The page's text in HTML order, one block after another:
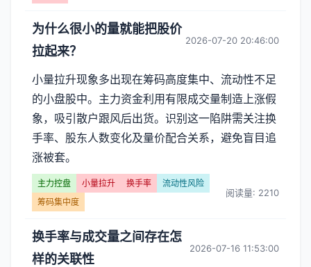
为什么很小的量就能把股价
拉起来？
2026-07-20 20:46:00
小量拉升现象多出现在筹码高度集中、流动性不足
的小盘股中。主力资金利用有限成交量制造上涨假
象，吸引散户跟风后出货。识别这一陷阱需关注换
手率、股东人数变化及量价配合关系，避免盲目追
涨被套。
主力控盘 小量拉升 换手率
流动性风险
筹码集中度
阅读量: 2210
换手率与成交量之间存在怎
样的关联性
2026-07-16 11:53:00